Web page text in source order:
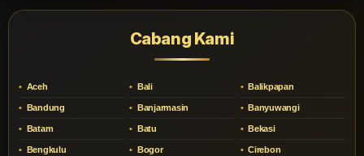
Cabang Kami
Aceh Bali Balikpapan
Bandung Banjarmasin Banyuwangi
Batam Batu Bekasi
Bengkulu Bogor Cirebon